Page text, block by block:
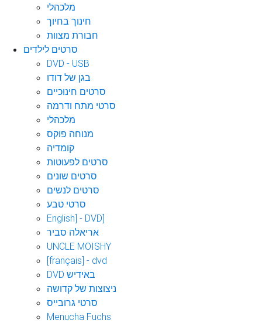
מלכהלי
חינוך בחיוך
חבורת מצוות
סרטים לילדים
DVD - USB
בגן של דודו
סרטים חינוכיים
סרטי מתח ודרמה
מלכהלי
מנוחה פוקס
קומדיה
סרטים לפעוטות
סרטים שונים
סרטים לנשים
סרטי טבע
English] - DVD]
אריאלה סביר
UNCLE MOISHY
[français] - dvd
DVD באידיש
ניצוצות של קדושה
סרטי גרובייס
Menucha Fuchs